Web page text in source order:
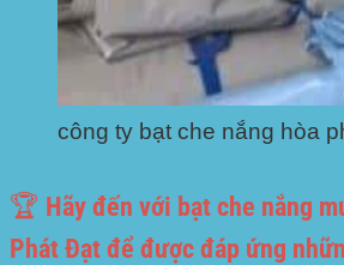
công ty bạt che nắng hòa
🏆 Hãy đến với bạt che nắng
Phát Đạt để được đáp ứng